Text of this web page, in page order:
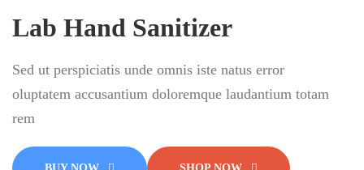
Lab Hand Sanitizer
Sed ut perspiciatis unde omnis iste natus error
oluptatem accusantium doloremque laudantium totam
rem